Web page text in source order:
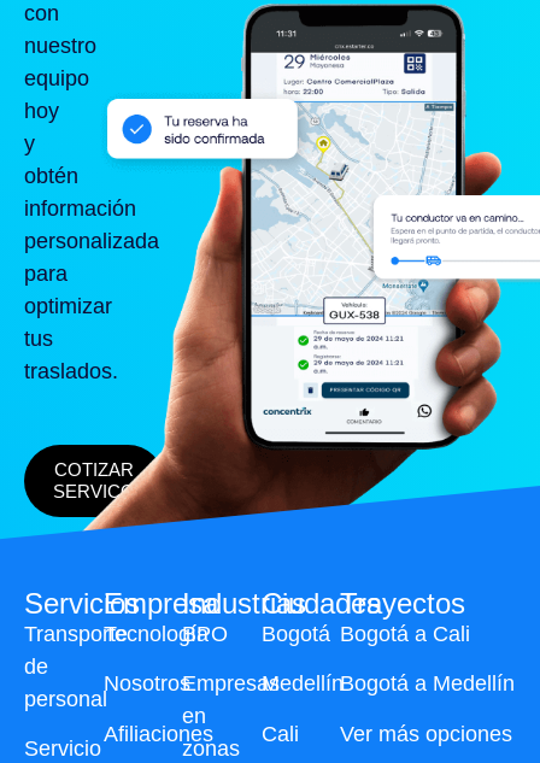
con
nuestro
equipo
hoy
y
obtén
información
personalizada
para
optimizar
tus
traslados.
COTIZAR
SERVICO
Servicios
Transporte
de
personal
Servicio
Industrias
BPO
Empresas
en
zonas
Ciudades
Bogotá
Medellín
Cali
Trayectos
Bogotá a Cali
Bogotá a Medellín
Ver más opciones
Empresa
Tecnología
Nosotros
Afiliaciones